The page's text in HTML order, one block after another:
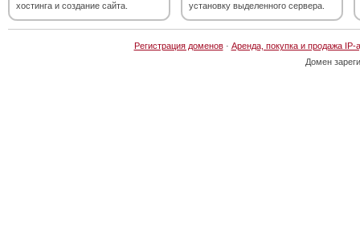
хостинга и создание сайта.
установку выделенного сервера.
Регистрация доменов· Аренда, покупка и продажа IP-
Домен